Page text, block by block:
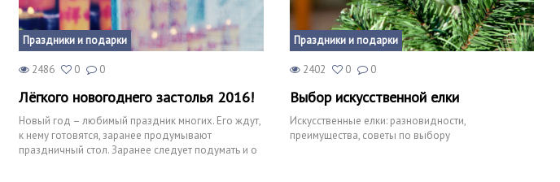
Праздники и подарки
2486 0 0
Лёгкого новогоднего застолья 2016!
Новый год – любимый праздник многих. Его ждут,
к нему готовятся, заранее продумывают
праздничный стол. Заранее следует подумать и о
Праздники и подарки
2402 0 0
Выбор искусственной елки
Искусственные елки: разновидности,
преимущества, советы по выбору